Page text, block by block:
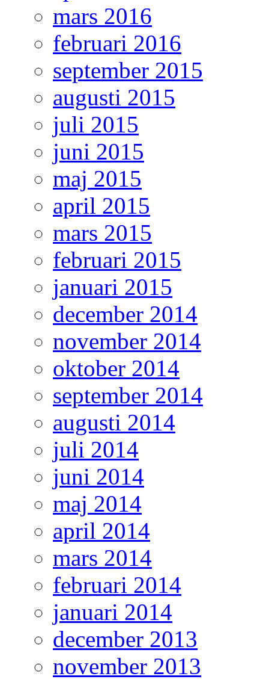
mars 2016
februari 2016
september 2015
augusti 2015
juli 2015
juni 2015
maj 2015
april 2015
mars 2015
februari 2015
januari 2015
december 2014
november 2014
oktober 2014
september 2014
augusti 2014
juli 2014
juni 2014
maj 2014
april 2014
mars 2014
februari 2014
januari 2014
december 2013
november 2013